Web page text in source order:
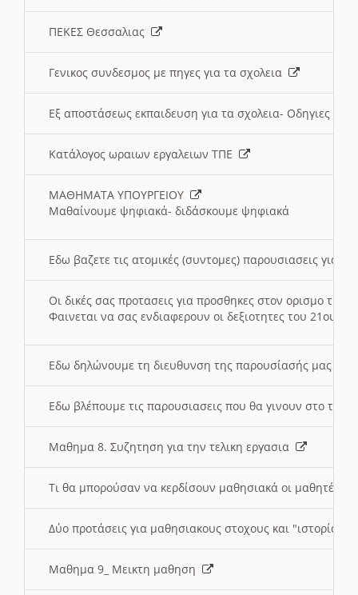
ΠΕΚΕΣ Θεσσαλιας
Γενικος συνδεσμος με πηγες για τα σχολεια
Εξ αποστάσεως εκπαιδευση για τα σχολεια- Οδηγιες
Κατάλογος ωραιων εργαλειων ΤΠΕ
ΜΑΘΗΜΑΤΑ ΥΠΟΥΡΓΕΙΟΥ
Μαθαίνουμε ψηφιακά- διδάσκουμε ψηφιακά
Εδω βαζετε τις ατομικές (συντομες) παρουσιασεις για
Οι δικές σας προτασεις για προσθηκες στον ορισμο
Φαινεται να σας ενδιαφερουν οι δεξιοτητες του 21ου
Εδω δηλώνουμε τη διευθυνση της παρουσίασής μας
Εδω βλέπουμε τις παρουσιασεις που θα γινουν στο
Μαθημα 8. Συζητηση για την τελικη εργασια
Τι θα μπορούσαν να κερδίσουν μαθησιακά οι μαθητές/
Δύο προτάσεις για μαθησιακους στοχους και "ιστορία"
Μαθημα 9_ Μεικτη μαθηση